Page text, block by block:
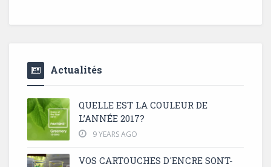
Actualités
QUELLE EST LA COULEUR DE
L’ANNÉE 2017?
9 YEARS AGO
VOS CARTOUCHES D'ENCRE SONT-